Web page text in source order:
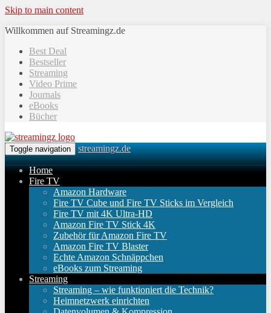
Skip to main content
Willkommen auf Streamingz.de
Best Deal
Bestseller
Streaming
Video Prime
Journals
eBooks
Bücher
Toggle navigation streamingz.de
Home
Fire TV
Amazon Hardware
Fire TV Cube und Fire TV Sticks im Vergleich
Fire TV mit 4K Ultra-HD
Amazon Fire TV Stick 4K
Zubehör für Amazon Fire TV
Amazon Fire TV Blaster
Echte Amazon Schnäppchen
eBooks zum Streaming
Streaming
Streaming – wie funktioniert die Technik?
Heimnetzwerk einrichten